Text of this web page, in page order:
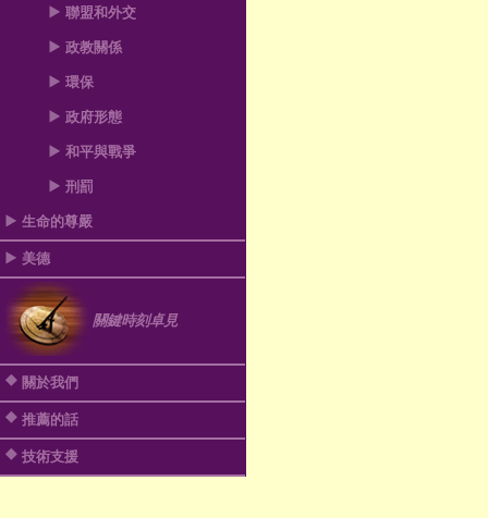
聯盟和外交
政教關係
環保
政府形態
和平與戰爭
刑罰
生命的尊嚴
美德
關鍵時刻卓見
關於我們
推薦的話
技術支援